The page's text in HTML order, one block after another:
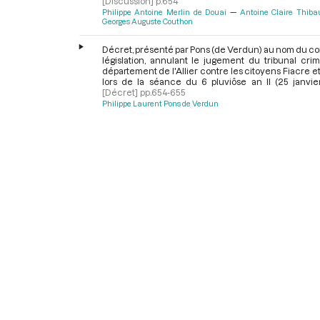
Philippe Antoine Merlin de Douai
Antoine Claire
Georges Auguste Couthon
Décret, présenté par Pons (de Verdun) au nom du
législation, annulant le jugement du tribunal
département de l'Allier contre les citoyens Fiacre
lors de la séance du 6 pluviôse an II (25
[Décret] pp.654-655
Philippe Laurent Pons de Verdun